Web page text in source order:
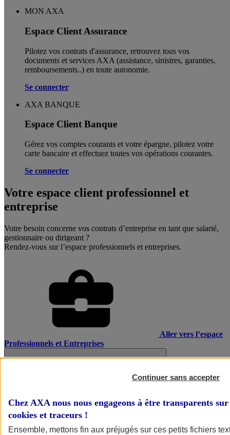
MON AXA
Espace Client Assurance
Pilotez vos contrats d'assurance, retrouvez tous vos
documents et services AXA (assistance, sinistres, garanties,
remboursements..) en toute autonomie. ​
Se connecter
AXA BANQUE
Espace Client Banque
Gérez vos comptes courants et votre épargne, pilotez votre
carte bancaire et effectuez toutes vos opérations courantes.
Se connecter
Votre espace client professionnel et
entreprise
Votre besoin concerne vos contrats d’entreprise en tant que salarié,
gestionnaire ou dirigeant ?
Rendez-vous sur l’espace professionnels et entreprises.
Aller vers l’espace
Professionnels et Entreprises
Continuer sans accepter
Chez AXA nous nous engageons à être transparents
cookies et traceurs !
Ensemble, mettons fin aux préjugés sur ces petits fichiers